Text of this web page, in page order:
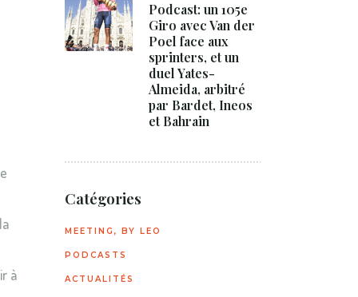
à
Podcast: un 105e
Giro avec Van der
Poel face aux
sprinters, et un
duel Yates-
Almeida, arbitré
par Bardet, Ineos
et Bahrain
Catégories
MEETING, BY LEO
PODCASTS
ACTUALITÉS